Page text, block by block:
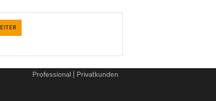
Privatkunden
Professional